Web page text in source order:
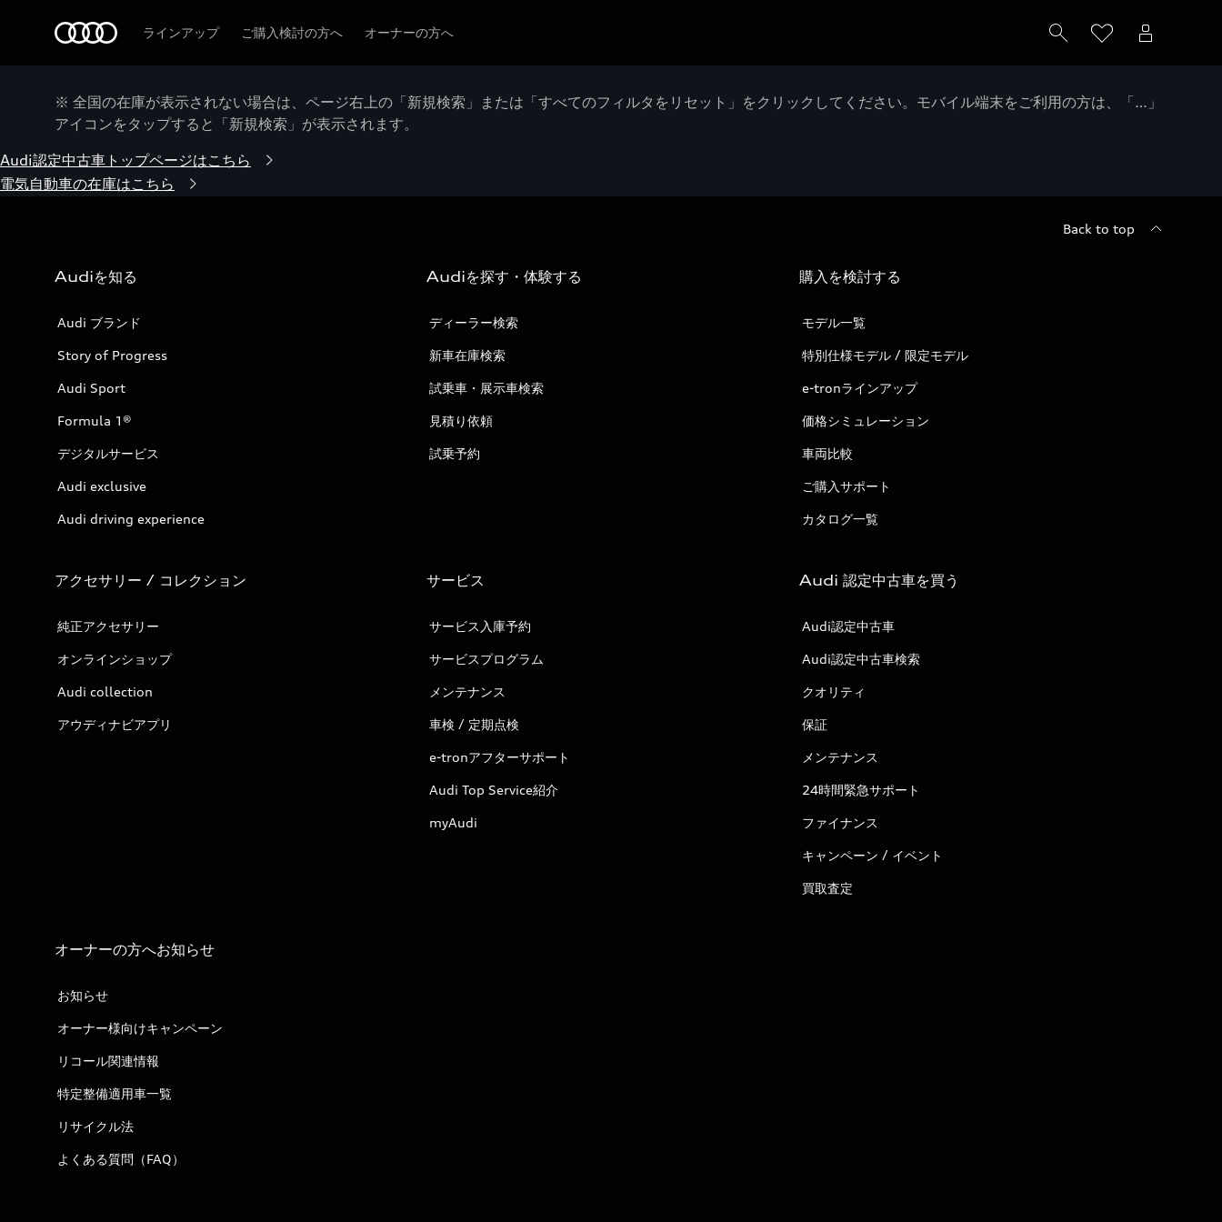
ラインアップ ご購入検討の方へ オーナーの方へ
※ 全国の在庫が表示されない場合は、ページ右上の「新規検索」または「すべてのフィルタをリセット」をクリックしてください。モバイル端末をご利用の方は、「…」
アイコンをタップすると「新規検索」が表示されます。
Audi認定中古車トップページはこちら
電気自動車の在庫はこちら
Back to top
Audiを知る
Audi ブランド
Story of Progress
Audi Sport
Formula 1®
デジタルサービス
Audi exclusive
Audi driving experience
Audiを探す・体験する
ディーラー検索
新車在庫検索
試乗車・展示車検索
見積り依頼
試乗予約
購入を検討する
モデル一覧
特別仕様モデル / 限定モデル
e-tronラインアップ
価格シミュレーション
車両比較
ご購入サポート
カタログ一覧
アクセサリー / コレクション
純正アクセサリー
オンラインショップ
Audi collection
アウディナビアプリ
サービス
サービス入庫予約
サービスプログラム
メンテナンス
車検 / 定期点検
e-tronアフターサポート
Audi Top Service紹介
myAudi
Audi 認定中古車を買う
Audi認定中古車
Audi認定中古車検索
クオリティ
保証
メンテナンス
24時間緊急サポート
ファイナンス
キャンペーン / イベント
買取査定
オーナーの方へお知らせ
お知らせ
オーナー様向けキャンペーン
リコール関連情報
特定整備適用車一覧
リサイクル法
よくある質問（FAQ）